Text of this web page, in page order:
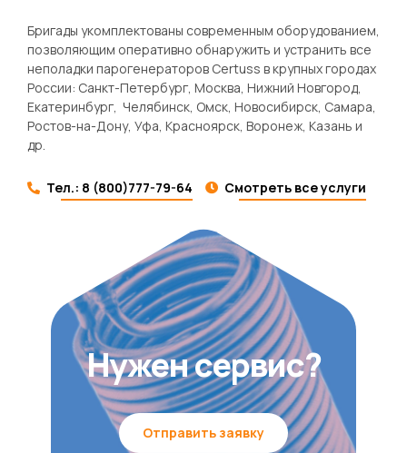
Бригады укомплектованы современным оборудованием,
позволяющим оперативно обнаружить и устранить все
неполадки парогенераторов Certuss в крупных городах
России: Санкт-Петербург, Москва, Нижний Новгород,
Екатеринбург, Челябинск, Омск, Новосибирск, Самара,
Ростов-на-Дону, Уфа, Красноярск, Воронеж, Казань и
др.
Тел.: 8 (800)777-79-64 Cмотреть все услуги
Нужен сервис?
Отправить заявку